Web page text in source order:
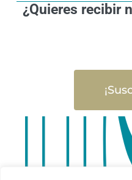
¿Quieres recibir